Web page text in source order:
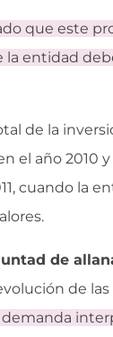
que este
la entidad
de la
el año 2010
cuando la
de
de